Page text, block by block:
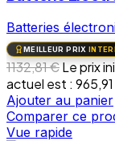
Batteries
MEILLEUR PRIX
1132,81€Le prix
actuel est :
Ajouter au panier
Comparer ce
Vue rapide